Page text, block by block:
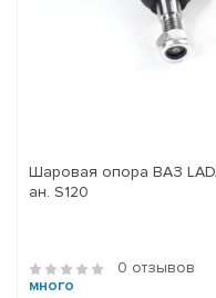
Шаровая опора ВАЗ
ан. S120
0 отзывов
много